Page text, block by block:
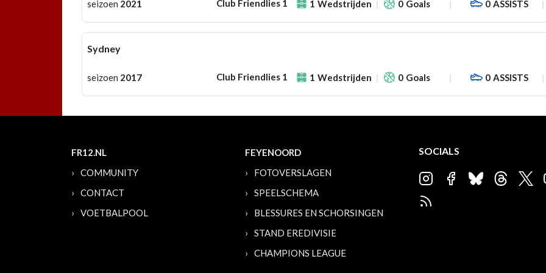
seizoen 2021 Club Friendlies 1 1 Wedstrijden 0 Goals 0 ASSISTS
Sydney
seizoen 2017 Club Friendlies 1 1 Wedstrijden 0 Goals 0 ASSISTS
FR12.NL
COMMUNITY
CONTACT
VOETBALPOOL
FEYENOORD
FOTOVERSLAGEN
SPEELSCHEMA
BLESSURES EN SCHORSINGEN
STAND EREDIVISIE
CHAMPIONS LEAGUE
SOCIALS